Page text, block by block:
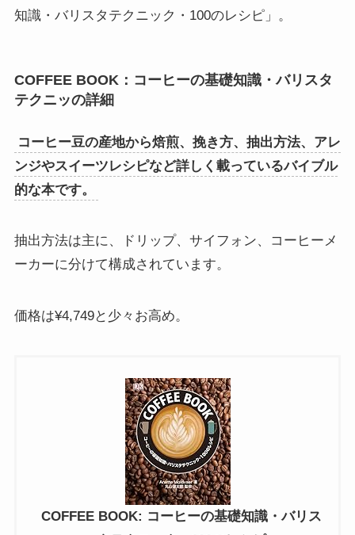
知識・バリスタテクニック・100のレシピ」。
COFFEE BOOK：コーヒーの基礎知識・バリスタ
テクニッの詳細
コーヒー豆の産地から焙煎、挽き方、抽出方法、アレ
ンジやスイーツレシピなど詳しく載っているバイブル
的な本です。
抽出方法は主に、ドリップ、サイフォン、コーヒーメ
ーカーに分けて構成されています。
価格は¥4,749と少々お高め。
COFFEE BOOK: コーヒーの基礎知識・バリス